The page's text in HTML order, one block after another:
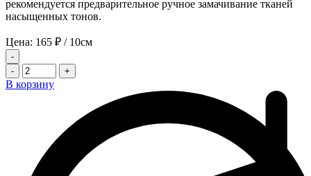
рекомендуется предварительное ручное замачивание тканей
насыщенных тонов.
Цена: 165 ₽ / 10см
-
-
+
В корзину